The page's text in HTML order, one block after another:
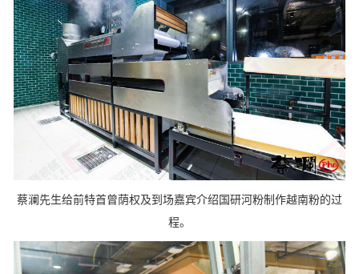
蔡澜先生给前特首曾荫权及到场嘉宾介绍国研河粉制作越南粉的过
程。